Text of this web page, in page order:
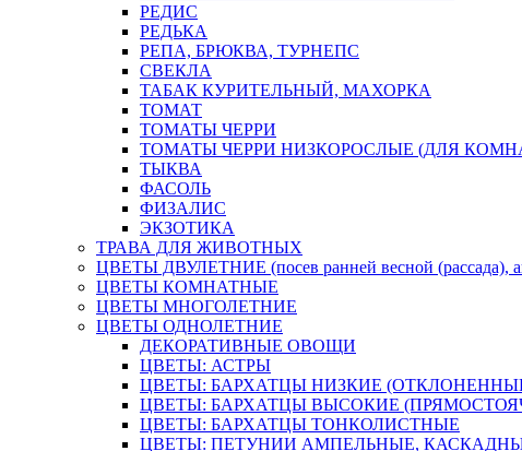
РЕДИС
РЕДЬКА
РЕПА, БРЮКВА, ТУРНЕПС
СВЕКЛА
ТАБАК КУРИТЕЛЬНЫЙ, МАХОРКА
ТОМАТ
ТОМАТЫ ЧЕРРИ
ТОМАТЫ ЧЕРРИ НИЗКОРОСЛЫЕ (ДЛЯ
ТЫКВА
ФАСОЛЬ
ФИЗАЛИС
ЭКЗОТИКА
ТРАВА ДЛЯ ЖИВОТНЫХ
ЦВЕТЫ ДВУЛЕТНИЕ (посев ранней весной (рассада),
ЦВЕТЫ КОМНАТНЫЕ
ЦВЕТЫ МНОГОЛЕТНИЕ
ЦВЕТЫ ОДНОЛЕТНИЕ
ДЕКОРАТИВНЫЕ ОВОЩИ
ЦВЕТЫ: АСТРЫ
ЦВЕТЫ: БАРХАТЦЫ НИЗКИЕ
ЦВЕТЫ: БАРХАТЦЫ ВЫСОКИЕ
ЦВЕТЫ: БАРХАТЦЫ ТОНКОЛИСТНЫЕ
ЦВЕТЫ: ПЕТУНИИ АМПЕЛЬНЫЕ,